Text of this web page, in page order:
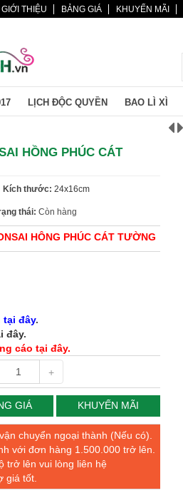
GIỚI THIỆU BẢNG GIÁ KHUYẾN MÃI
LỊCH ĐỘC QUYỀN BAO LÌ XÌ
HỒNG PHÚC CÁT
Kích thước: 24x16cm
thái: Còn hàng
HÔNG PHÚC CÁT TƯỜNG
tại đây.
đây.
cáo tại đây.
GIÁ KHUYẾN MÃI
chuyển ngoại thành (Nếu có).
với đơn hàng 1.500.000 trở lên.
trở lên vui lòng liên hệ
giá tốt.